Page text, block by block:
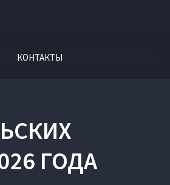
КОНТАКТЫ
ГОДА